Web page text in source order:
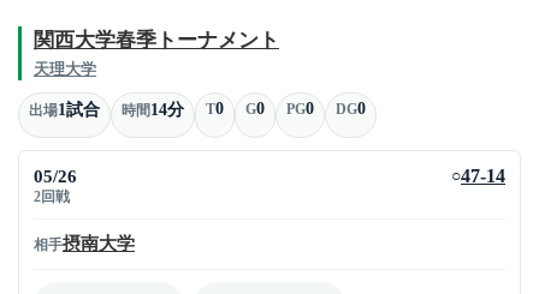
関西大学春季トーナメント
天理大学
出場1試合 時間14分 T0 G0 PG0 DG0
05/26
2回戦
○47-14
相手摂南大学